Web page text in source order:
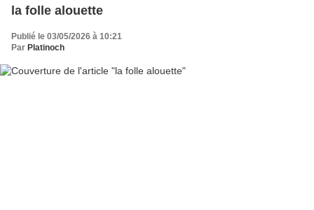
la folle alouette
Publié le 03/05/2026 à 10:21
Par Platinoch